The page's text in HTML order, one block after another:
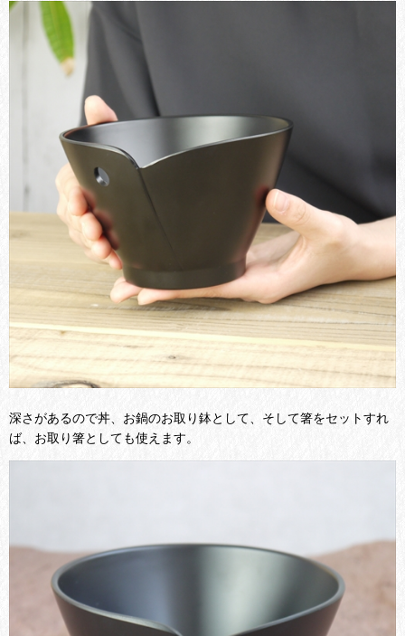
深さがあるので丼、 お鍋のお取り鉢として、そして箸をセットすれ
ば、お取り箸としても使えます。